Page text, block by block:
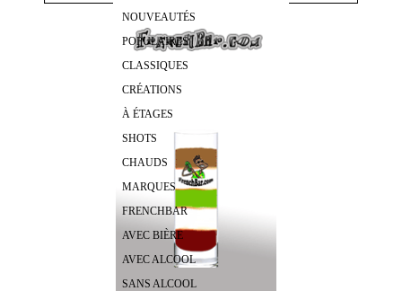
NOUVEAUTÉS
POPULAIRES
CLASSIQUES
CRÉATIONS
À ÉTAGES
SHOTS
CHAUDS
MARQUES
FRENCHBAR
AVEC BIÈRE
AVEC ALCOOL
SANS ALCOOL